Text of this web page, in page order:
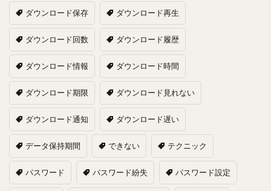
ダウンロード保存 ダウンロード再生
ダウンロード回数 ダウンロード履歴
ダウンロード情報 ダウンロード時間
ダウンロード期限 ダウンロード見れない
ダウンロード通知 ダウンロード遅い
データ保持期間 できない テクニック
パスワード パスワード紛失 パスワード設定